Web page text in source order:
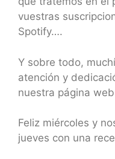
vuestras
Spotify….
Y sobre todo,
atención y
nuestra página web
Feliz miércoles y
jueves con una